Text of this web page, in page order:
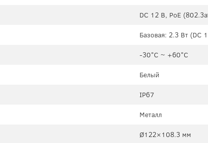
DC 12 В, PoE
Базовая: 2.3 Вт (DC
-30°C ~ +60°C
Белый
IP67
Металл
Ø122×108.3 мм